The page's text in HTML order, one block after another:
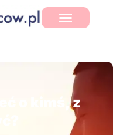
o kimś, z